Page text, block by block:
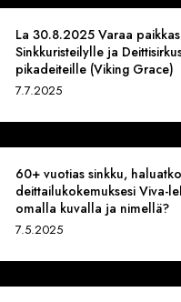
La 30.8.2025 Varaa
Sinkkuristeilylle ja
pikadeiteille (Viking Grace)
7.7.2025
60+ vuotias sinkku,
deittailukokemuksesi Viva-
omalla kuvalla ja nimellä?
7.5.2025